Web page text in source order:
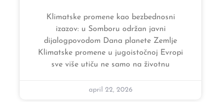
Klimatske promene kao bezbednosni
izazov: u Somboru održan javni
dijalogpovodom Dana planete Zemlje
Klimatske promene u jugoistočnoj Evropi
sve više utiču ne samo na životnu
april 22, 2026